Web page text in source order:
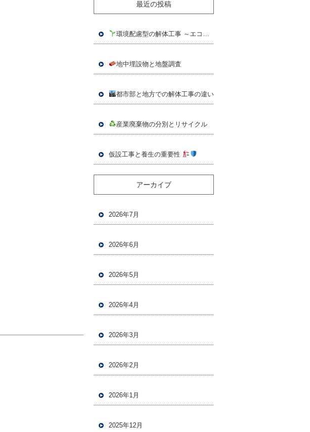
最近の投稿
環境配慮型の解体工事 ～エコ解体が選ばれる時代へ～
地中埋設物と地盤調査
都市部と地方での解体工事の違い
産業廃棄物の分別とリサイクル
仮設工事と養生の重要性
アーカイブ
2026年7月
2026年6月
2026年5月
2026年4月
2026年3月
2026年2月
2026年1月
2025年12月